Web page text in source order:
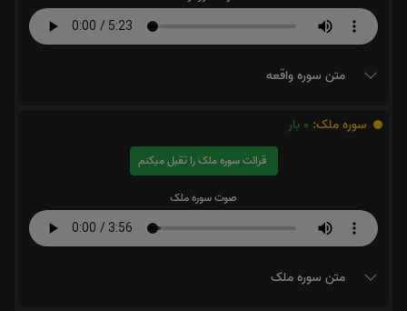
متن سوره واقعه
سوره ملک: 0 بار
قرائت سوره ملک را تقبل میکنم
صوت سوره ملک
متن سوره ملک